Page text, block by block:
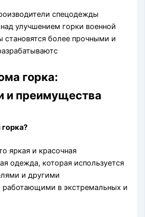
спецодежды
улучшением горки военной
более прочными и
горка:
и преимущества
яркая и красочная
одежда, которая используется
и другими
работающими в экстремальных и